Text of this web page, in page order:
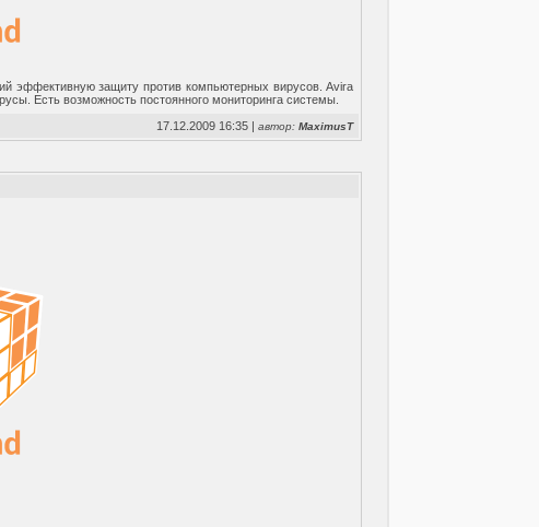
эффективную защиту против компьютерных вирусов. Avira
Есть возможность постоянного мониторинга системы.
17.12.2009 16:35 |автор:MaximusT